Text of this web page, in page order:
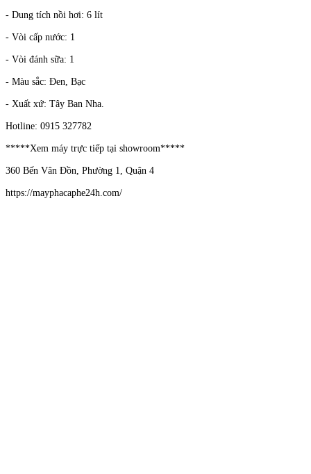
- Dung tích nồi hơi: 6 lít
- Vòi cấp nước: 1
- Vòi đánh sữa: 1
- Màu sắc: Đen, Bạc
- Xuất xứ: Tây Ban Nha.
Hotline: 0915 327782
*****Xem máy trực tiếp tại showroom*****
360 Bến Vân Đồn, Phường 1, Quận 4
https://mayphacaphe24h.com/